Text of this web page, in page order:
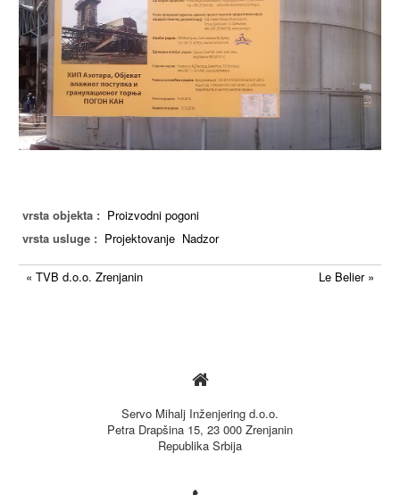
vrsta objekta : Proizvodni pogoni
vrsta usluge : Projektovanje Nadzor
« TVB d.o.o. Zrenjanin Le Belier »

Servo Mihalj Inženjering d.o.o.
Petra Drapšina 15, 23 000 Zrenjanin
Republika Srbija